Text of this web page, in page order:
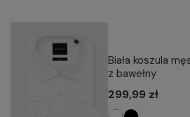
Biała koszula
z bawełny
299,99 zł